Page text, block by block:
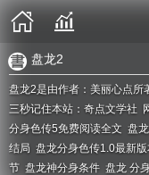
盘龙2
盘龙2是由作者：美丽心点所
三秒记住本站：奇点文学社
分身色传5免费阅读全文 盘
结局 盘龙分身色传1.0最新
节 盘龙神分身条件 盘龙 分